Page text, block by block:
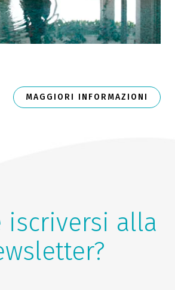
MAGGIORI INFORMAZIONI
iscriversi alla